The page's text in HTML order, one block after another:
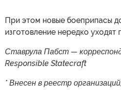
При этом новые боеприпасы
изготовление нередко уходят
Ставрула Пабст —
Responsible Statecraft
* Внесен в реестр